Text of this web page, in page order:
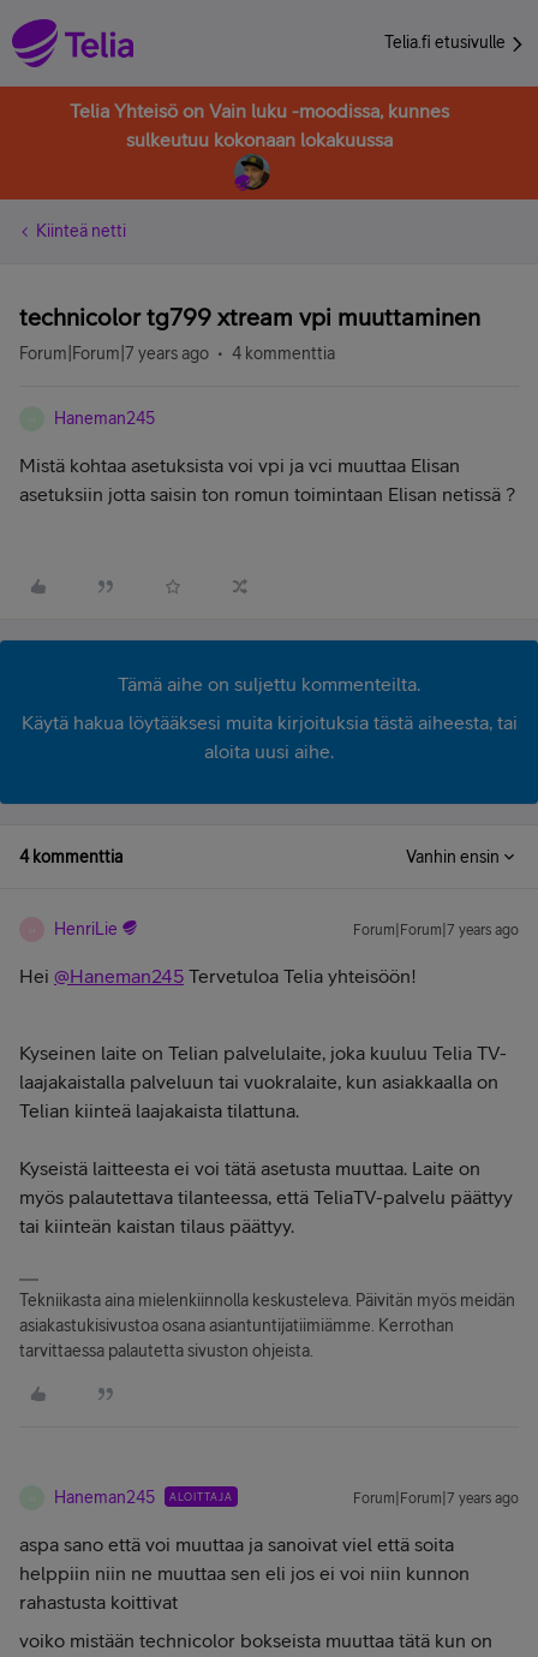
Telia.fi etusivulle
Telia Yhteisö on Vain luku -moodissa, kunnes
sulkeutuu kokonaan lokakuussa
Kiinteä netti
technicolor tg799 xtream vpi muuttaminen
Forum|Forum|7 years ago 4 kommenttia
Haneman245
Mistä kohtaa asetuksista voi vpi ja vci muuttaa Elisan
asetuksiin jotta saisin ton romun toimintaan Elisan netissä ?
Tämä aihe on suljettu kommenteilta.
Käytä hakua löytääksesi muita kirjoituksia tästä aiheesta, tai
aloita uusi aihe.
4 kommenttia Vanhin ensin
HenriLie Forum|Forum|7 years ago
Hei @Haneman245 Tervetuloa Telia yhteisöön!
Kyseinen laite on Telian palvelulaite, joka kuuluu Telia TV-
laajakaistalla palveluun tai vuokralaite, kun asiakkaalla on
Telian kiinteä laajakaista tilattuna.
Kyseistä laitteesta ei voi tätä asetusta muuttaa. Laite on
myös palautettava tilanteessa, että TeliaTV-palvelu päättyy
tai kiinteän kaistan tilaus päättyy.
Tekniikasta aina mielenkiinnolla keskusteleva. Päivitän myös meidän
asiakastukisivustoa osana asiantuntijatiimiämme. Kerrothan
tarvittaessa palautetta sivuston ohjeista.
Haneman245 ALOITTAJA Forum|Forum|7 years ago
aspa sano että voi muuttaa ja sanoivat viel että soita
helppiin niin ne muuttaa sen eli jos ei voi niin kunnon
rahastusta koittivat
voiko mistään technicolor bokseista muuttaa tätä kun on